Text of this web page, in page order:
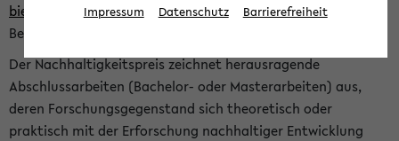
bielefeld.de/frontend-server/form/provide/913/>. Die
Bewerbungsfrist endet am 30.09.2026.
Der Nachhaltigkeitspreis zeichnet herausragende
Abschlussarbeiten (Bachelor- oder Masterarbeiten) aus,
deren Forschungsgegenstand sich theoretisch oder
praktisch mit der Erforschung nachhaltiger Entwicklung
Impressum Datenschutz Barrierefreiheit